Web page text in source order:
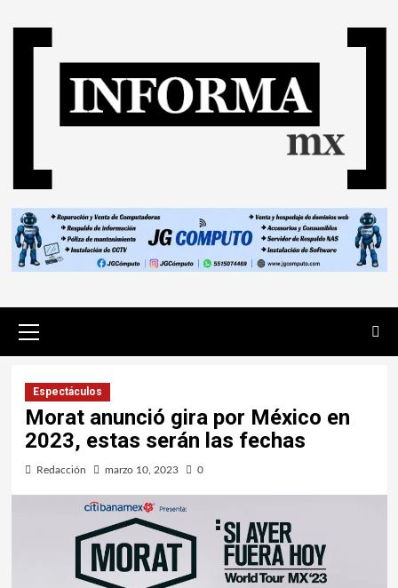
Espectáculos
Morat anunció gira por México en
2023, estas serán las fechas
Redacción marzo 10, 2023 0